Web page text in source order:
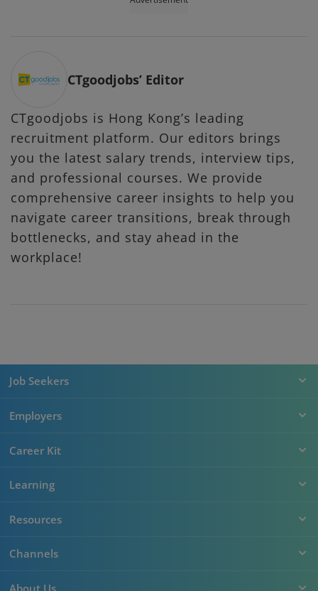
CTgoodjobs’ Editor
CTgoodjobs is Hong Kong’s leading
recruitment platform. Our editors brings
you the latest salary trends, interview tips,
and professional courses. We provide
comprehensive career insights to help you
navigate career transitions, break through
bottlenecks, and stay ahead in the
workplace!
Job Seekers
Employers
Career Kit
Learning
Resources
Channels